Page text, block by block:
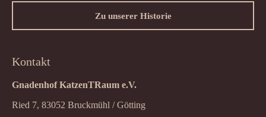
Zu unserer Historie
Kontakt
Gnadenhof KatzenTRaum e.V.
Ried 7, 83052 Bruckmühl / Götting